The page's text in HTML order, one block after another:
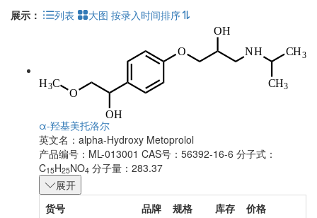
展示：
列表 大图 按录入时间排序
α-羟基美托洛尔
英文名： alpha-Hydroxy Metoprolol
产品编号：ML-013001 CAS号：56392-16-6 分子式：
C15H25NO4 分子量：283.37
展开
货号
品牌 规格 库存
价格